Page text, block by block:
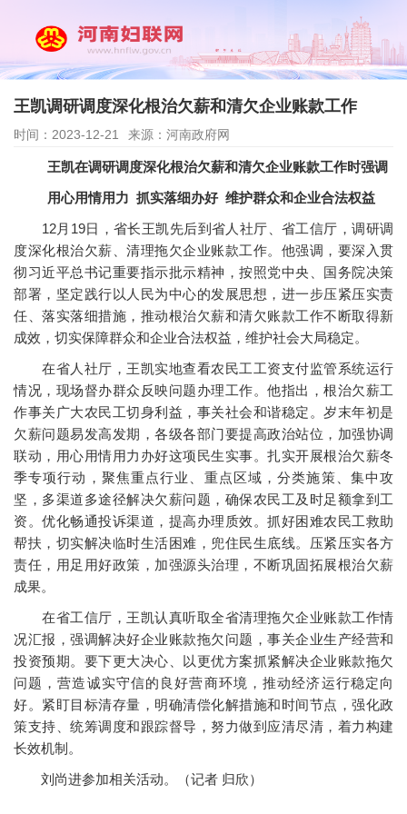
王凯调研调度深化根治欠薪和清欠企业账款工作
时间：2023-12-21 来源：河南政府网
王凯在调研调度深化根治欠薪和清欠企业账款工作时强调
用心用情用力 抓实落细办好 维护群众和企业合法权益
12月19日，省长王凯先后到省人社厅、省工信厅，调研调
度深化根治欠薪、清理拖欠企业账款工作。他强调，要深入贯
彻习近平总书记重要指示批示精神，按照党中央、国务院决策
部署，坚定践行以人民为中心的发展思想，进一步压紧压实责
任、落实落细措施，推动根治欠薪和清欠账款工作不断取得新
成效，切实保障群众和企业合法权益，维护社会大局稳定。
在省人社厅，王凯实地查看农民工工资支付监管系统运行
情况，现场督办群众反映问题办理工作。他指出，根治欠薪工
作事关广大农民工切身利益，事关社会和谐稳定。岁末年初是
欠薪问题易发高发期，各级各部门要提高政治站位，加强协调
联动，用心用情用力办好这项民生实事。扎实开展根治欠薪冬
季专项行动，聚焦重点行业、重点区域，分类施策、集中攻
坚，多渠道多途径解决欠薪问题，确保农民工及时足额拿到工
资。优化畅通投诉渠道，提高办理质效。抓好困难农民工救助
帮扶，切实解决临时生活困难，兜住民生底线。压紧压实各方
责任，用足用好政策，加强源头治理，不断巩固拓展根治欠薪
成果。
在省工信厅，王凯认真听取全省清理拖欠企业账款工作情
况汇报，强调解决好企业账款拖欠问题，事关企业生产经营和
投资预期。要下更大决心、以更优方案抓紧解决企业账款拖欠
问题，营造诚实守信的良好营商环境，推动经济运行稳定向
好。紧盯目标清存量，明确清偿化解措施和时间节点，强化政
策支持、统筹调度和跟踪督导，努力做到应清尽清，着力构建
长效机制。
刘尚进参加相关活动。（记者 归欣）